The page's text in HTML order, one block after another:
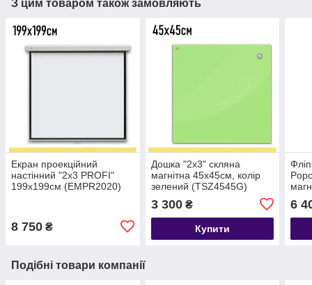
З цим товаром також замовляють
Екран проекційний
настінний "2х3 PROFI"
199x199см (EMPR2020)
8 750 ₴
Дошка "2х3" скляна
магнітна 45х45см, колір
зелений (TSZ4545G)
3 300₴
Купити
6
Подібні товари компанії